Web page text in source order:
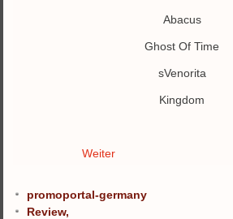
Abacus
Ghost Of Time
sVenorita
Kingdom
Weiter
promoportal-germany
Review,